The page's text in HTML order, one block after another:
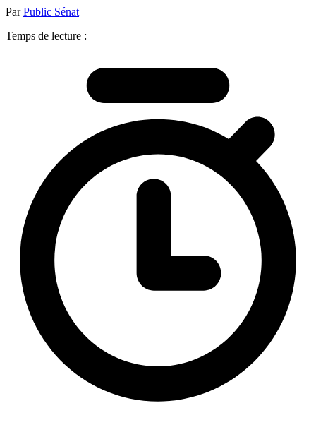
ParPublic Sénat
Temps de lecture :